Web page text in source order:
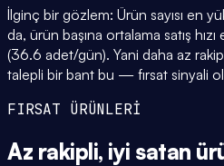
İlginç bir gözlem: Ürün sayısı en
da, ürün başına ortalama satış
(36.6 adet/gün). Yani daha az
talepli bir bant bu — fırsat sinyali
FIRSAT ÜRÜNLERİ
Az rakipli, iyi satan